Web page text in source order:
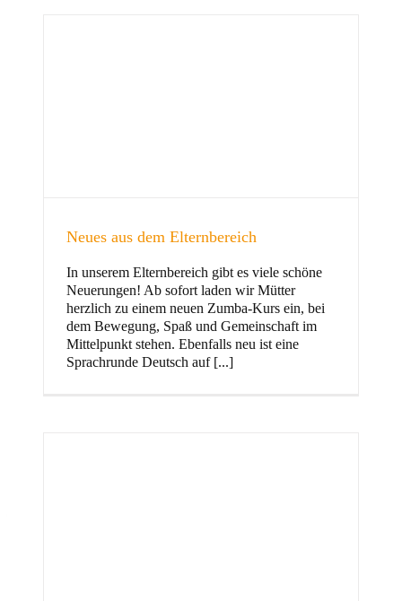
Kinder
Neues aus dem Elternbereich
In unserem Elternbereich gibt es viele schöne
Neuerungen! Ab sofort laden wir Mütter
herzlich zu einem neuen Zumba-Kurs ein, bei
dem Bewegung, Spaß und Gemeinschaft im
Mittelpunkt stehen. Ebenfalls neu ist eine
Sprachrunde Deutsch auf [...]